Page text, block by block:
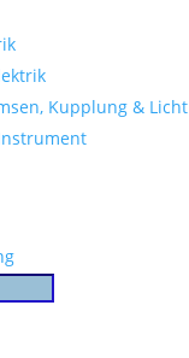
Kupplung & Licht